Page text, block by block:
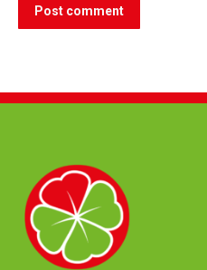
Post comment